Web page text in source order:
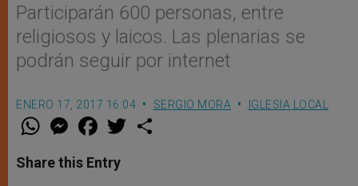
Participarán 600 personas, entre
religiosos y laicos. Las plenarias se
podrán seguir por internet
ENERO 17, 2017 16:04 SERGIO MORA IGLESIA LOCAL
W
t
s
M
e
s
e
F
a
e
b
w
Share this Entry